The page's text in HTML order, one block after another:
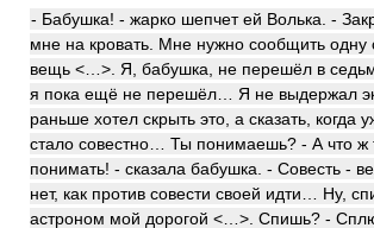
- Бабушка! - жарко шепчет ей Волька. -
мне на кровать. Мне нужно сообщить
вещь <…>. Я, бабушка, не перешёл в
я пока ещё не перешёл… Я не выдержал
раньше хотел скрыть это, а сказать, когда
стало совестно… Ты понимаешь? - А что ж
понимать! - сказала бабушка. - Совесть -
нет, как против совести своей идти… Ну,
астроном мой дорогой <…>. Спишь? -